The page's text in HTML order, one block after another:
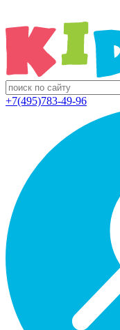
+7(495)783-49-96